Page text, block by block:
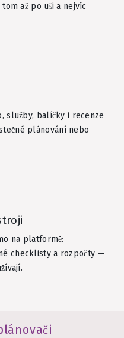
až po uši a nejvíc
služby, balíčky i recenze
plánování nebo
na platformě:
checklisty a rozpočty —